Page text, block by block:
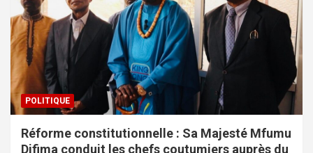
POLITIQUE
Réforme constitutionnelle : Sa Majesté Mfumu
Difima conduit les chefs coutumiers auprès du